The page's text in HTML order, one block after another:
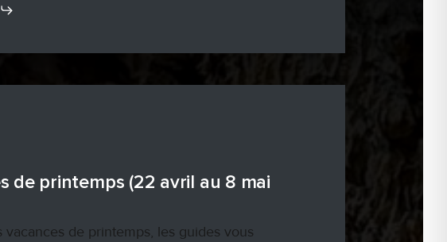
de printemps (22 avril au 8 mai
vacances de printemps, les guides vous